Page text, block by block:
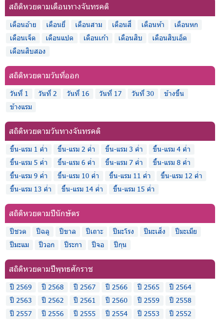
สถิติหวยตามเดือนทางจันทรคติ
เดือนอ้าย เดือนยี่ เดือนสาม เดือนสี่ เดือนห้า
เดือนหก
เดือนเจ็ด
เดือนแปด เดือนเก้า เดือนสิบ
เดือนสิบเอ็ด
เดือนสิบสอง
สถิติหวยตามวันที่ออก
วันที่ 1 วันที่ 2 วันที่ 16 วันที่ 17 วันที่ 30
ข้างขึ้น
ข้างแรม
สถิติหวยตามวันทางจันทรคติ
ขึ้น-แรม 1 ค่ำ ขึ้น-แรม 2 ค่ำ ขึ้น-แรม 3 ค่ำ
ขึ้น-แรม 4 ค่ำ
ขึ้น-แรม 5 ค่ำ
ขึ้น-แรม 6 ค่ำ ขึ้น-แรม 7 ค่ำ
ขึ้น-แรม 8 ค่ำ
ขึ้น-แรม 9 ค่ำ
ขึ้น-แรม 10 ค่ำ ขึ้น-แรม 11 ค่ำ
ขึ้น-แรม 12 ค่ำ
ขึ้น-แรม 13 ค่ำ
ขึ้น-แรม 14 ค่ำ ขึ้น-แรม 15 ค่ำ
สถิติหวยตามปีนักษัตร
ปีชวด ปีฉลู ปีขาล ปีเถาะ ปีมะโรง ปีมะเส็ง
ปีมะเมีย
ปีมะแม
ปีวอก ปีระกา ปีจอ ปีกุน
สถิติหวยตามปีพุทธศักราช
ปี 2569 ปี 2568 ปี 2567 ปี 2566 ปี 2565
ปี 2564
ปี 2563
ปี 2562 ปี 2561 ปี 2560 ปี 2559
ปี 2558
ปี 2557
ปี 2556 ปี 2555 ปี 2554 ปี 2553
ปี 2552